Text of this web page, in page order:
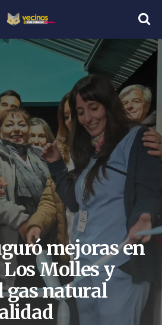
mejoras en
Los Molles y
gas natural